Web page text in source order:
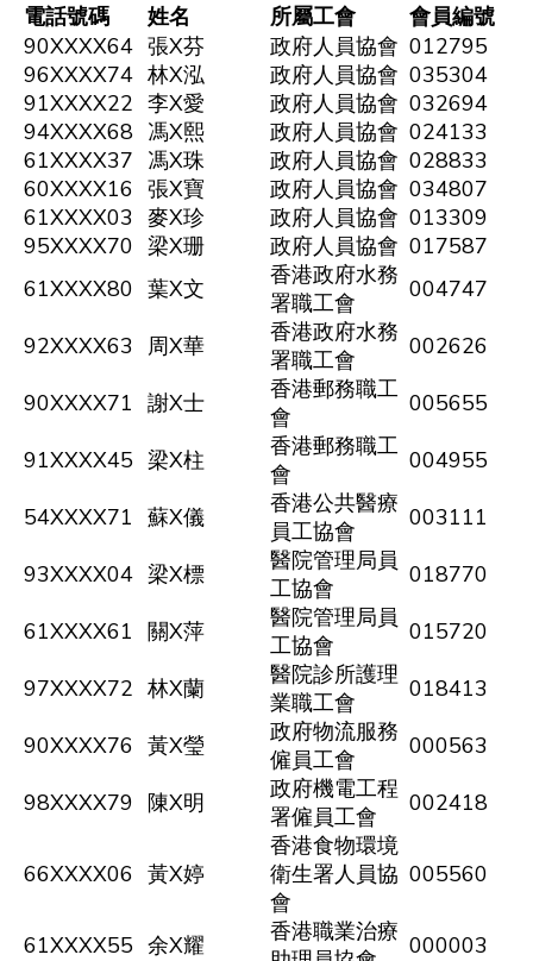
電話號碼
姓名 所屬工會
會員編號
90XXXX64 張X芬 政府人員協會 012795
96XXXX74 林X泓 政府人員協會 035304
91XXXX22 李X愛 政府人員協會 032694
94XXXX68 馮X熙 政府人員協會 024133
61XXXX37 馮X珠 政府人員協會 028833
60XXXX16 張X寶 政府人員協會 034807
61XXXX03 麥X珍 政府人員協會 013309
95XXXX70 梁X珊 政府人員協會 017587
61XXXX80 葉X文
香港政府水務
署職工會
004747
92XXXX63
周X華
香港政府水務
署職工會
002626
90XXXX71 謝X士
香港郵務職工
會
005655
91XXXX45 梁X柱
香港郵務職工
會
004955
54XXXX71 蘇X儀
香港公共醫療
員工協會
003111
93XXXX04 梁X標
醫院管理局員
工協會
018770
61XXXX61 關X萍
醫院管理局員
工協會
015720
97XXXX72 林X蘭
醫院診所護理
業職工會
018413
90XXXX76 黃X瑩
政府物流服務
僱員工會
000563
98XXXX79 陳X明
政府機電工程
署僱員工會
002418
66XXXX06 黃X婷
香港食物環境
衛生署人員協
會
005560
61XXXX55 余X耀
香港職業治療 000003